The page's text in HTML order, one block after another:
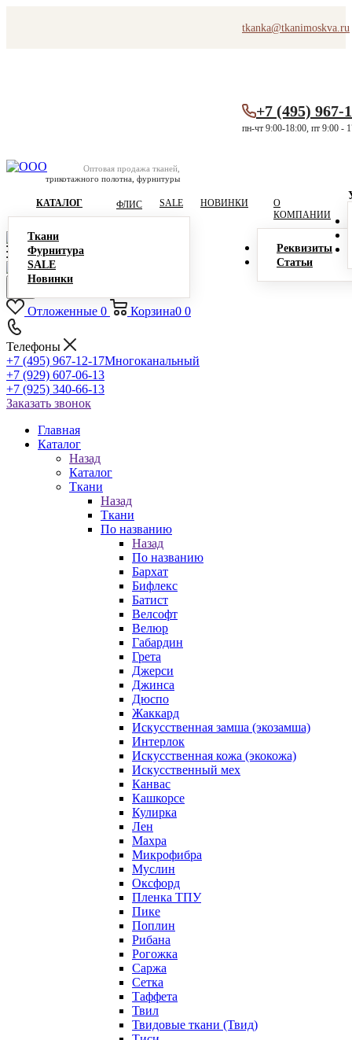
tkanka@tkanimoskva.ru
Оптовая продажа тканей,
трикотажного полотна, фурнитуры
+7 (495) 967-
пн-чт 9:00-18:00, пт 9:00 -
КАТАЛОГ
Ткани
Фурнитура
SALE
Новинки
ФЛИС SALE НОВИНКИ
О
КОМПАНИИ
Реквизиты
Статьи
Отложенные 0 Корзина0 0
Телефоны
+7 (495) 967-12-17Многоканальный
+7 (929) 607-06-13
+7 (925) 340-66-13
Заказать звонок
Главная
Каталог
Назад
Каталог
Ткани
Назад
Ткани
По названию
Назад
По названию
Бархат
Бифлекс
Батист
Велсофт
Велюр
Габардин
Грета
Джерси
Джинса
Дюспо
Жаккард
Искусственная замша (экозамша)
Интерлок
Искусственная кожа (экокожа)
Искусственный мех
Канвас
Кашкорсе
Кулирка
Лен
Махра
Микрофибра
Муслин
Оксфорд
Пленка ТПУ
Пике
Поплин
Рибана
Рогожка
Саржа
Сетка
Таффета
Твил
Твидовые ткани (Твид)